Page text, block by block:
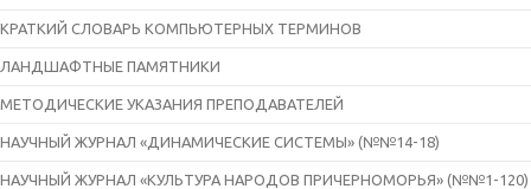
КРАТКИЙ СЛОВАРЬ КОМПЬЮТЕРНЫХ ТЕРМИНОВ
ЛАНДШАФТНЫЕ ПАМЯТНИКИ
МЕТОДИЧЕСКИЕ УКАЗАНИЯ ПРЕПОДАВАТЕЛЕЙ
НАУЧНЫЙ ЖУРНАЛ «ДИНАМИЧЕСКИЕ СИСТЕМЫ» (№№14-18)
НАУЧНЫЙ ЖУРНАЛ «КУЛЬТУРА НАРОДОВ ПРИЧЕРНОМОРЬЯ» (№№1-120)